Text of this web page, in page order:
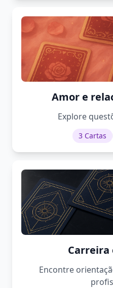
Amor e
Explore
3 Cartas
Carreira
Encontre